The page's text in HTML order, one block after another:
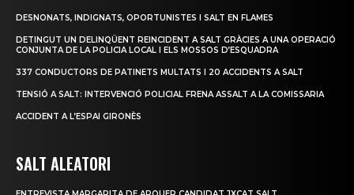
DESNONATS, INDIGNATS, OPORTUNISTES I SALT EN FLAMES
DETINGUT UN DELINQÜENT REINCIDENT A SALT GRÀCIES A UNA OPERACIÓ
CONJUNTA DE LA POLICIA LOCAL I ELS MOSSOS D’ESQUADRA
337 CONDUCTORS DE PATINETS MULTATS I 20 ACCIDENTS A SALT
TENSIÓ A SALT: INTERVENCIÓ POLICIAL FRENA ASSALT A LA COMISSARIA
ACCIDENT A L’ESPAI GIRONÈS
SALT ALEATORI